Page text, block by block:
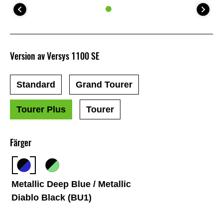
Färger
Metallic Deep Blue / Metallic
Diablo Black (BU1)
Version av Versys 1100 SE
Standard Grand Tourer
Tourer Plus Tourer